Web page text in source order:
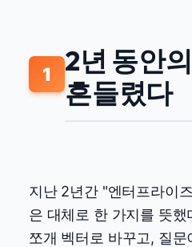
1
2년 동안
흔들렸다
지난 2년간 "엔터프라이
은 대체로 한 가지를 뜻
쪼개 벡터로 바꾸고, 질